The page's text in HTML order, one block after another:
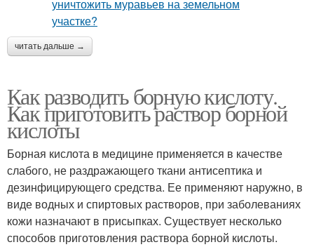
читать дальше →
Как разводить борную кислоту.
Как приготовить раствор борной
кислоты
Борная кислота в медицине применяется в качестве
слабого, не раздражающего ткани антисептика и
дезинфицирующего средства. Ее применяют наружно, в
виде водных и спиртовых растворов, при заболеваниях
кожи назначают в присыпках. Существует несколько
способов приготовления раствора борной кислоты.